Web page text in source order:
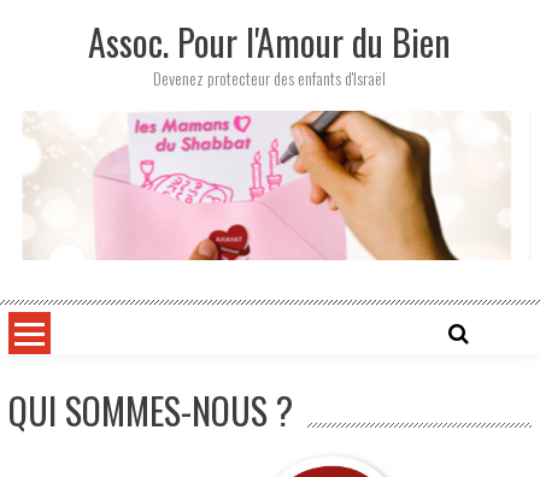
Assoc. Pour l'Amour du Bien
Devenez protecteur des enfants d'Israël
QUI SOMMES-NOUS ?